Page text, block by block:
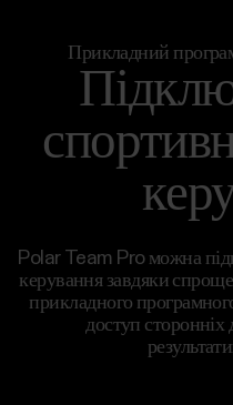
Прикладний
Polar Team Pro можна
керування завдяки
прикладного
доступ сторонніх